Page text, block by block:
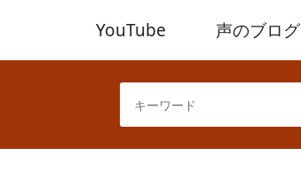
YouTube 声のブログ